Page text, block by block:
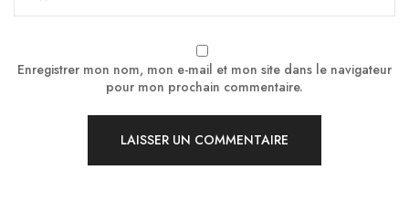
Enregistrer mon nom, mon e-mail et mon site dans le navigateur
pour mon prochain commentaire.